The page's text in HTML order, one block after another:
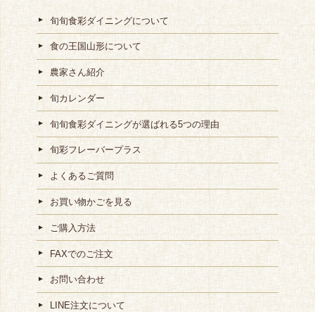
旬旬食彩ダイニングについて
食の王国山形について
農家さん紹介
旬カレンダー
旬旬食彩ダイニングが選ばれる5つの理由
旬彩フレーバープラス
よくあるご質問
お買い物かごを見る
ご購入方法
FAXでのご注文
お問い合わせ
LINE注文について